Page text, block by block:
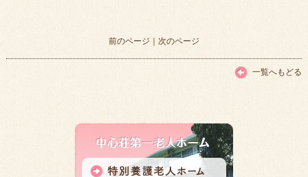
前のページ ｜ 次のページ
一覧へもどる